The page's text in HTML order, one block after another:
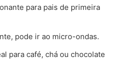
para pais de primeira
pode ir ao micro-ondas.
para café, chá ou chocolate